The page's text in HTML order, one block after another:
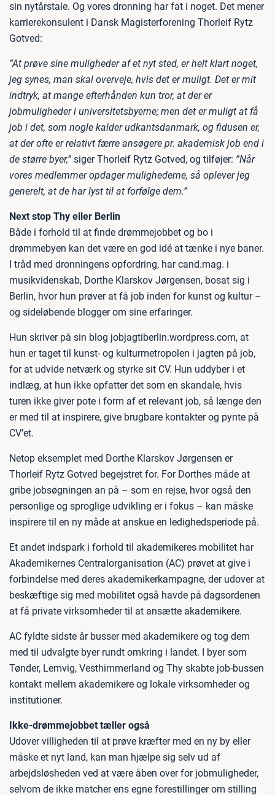
sin nytårstale. Og vores dronning har fat i noget. Det mener
karrierekonsulent i Dansk Magisterforening Thorleif Rytz
Gotved:
”At prøve sine muligheder af et nyt sted, er helt klart noget,
jeg synes, man skal overveje, hvis det er muligt. Det er mit
indtryk, at mange efterhånden kun tror, at der er
jobmuligheder i universitetsbyerne; men det er muligt at få
job i det, som nogle kalder udkantsdanmark, og fidusen er,
at der ofte er relativt færre ansøgere pr. akademisk job end i
de større byer,” siger Thorleif Rytz Gotved, og tilføjer: ”Når
vores medlemmer opdager mulighederne, så oplever jeg
generelt, at de har lyst til at forfølge dem.”
Next stop Thy eller Berlin
Både i forhold til at finde drømmejobbet og bo i
drømmebyen kan det være en god idé at tænke i nye baner.
I tråd med dronningens opfordring, har cand.mag. i
musikvidenskab, Dorthe Klarskov Jørgensen, bosat sig i
Berlin, hvor hun prøver at få job inden for kunst og kultur –
og sideløbende blogger om sine erfaringer.
Hun skriver på sin blog jobjagtiberlin.wordpress.com, at
hun er taget til kunst- og kulturmetropolen i jagten på job,
for at udvide netværk og styrke sit CV. Hun uddyber i et
indlæg, at hun ikke opfatter det som en skandale, hvis
turen ikke giver pote i form af et relevant job, så længe den
er med til at inspirere, give brugbare kontakter og pynte på
CV’et.
Netop eksemplet med Dorthe Klarskov Jørgensen er
Thorleif Rytz Gotved begejstret for. For Dorthes måde at
gribe jobsøgningen an på – som en rejse, hvor også den
personlige og sproglige udvikling er i fokus – kan måske
inspirere til en ny måde at anskue en ledighedsperiode på.
Et andet indspark i forhold til akademikeres mobilitet har
Akademikernes Centralorganisation (AC) prøvet at give i
forbindelse med deres akademikerkampagne, der udover at
beskæftige sig med mobilitet også havde på dagsordenen
at få private virksomheder til at ansætte akademikere.
AC fyldte sidste år busser med akademikere og tog dem
med til udvalgte byer rundt omkring i landet. I byer som
Tønder, Lemvig, Vesthimmerland og Thy skabte job-bussen
kontakt mellem akademikere og lokale virksomheder og
institutioner.
Ikke-drømmejobbet tæller også
Udover villigheden til at prøve kræfter med en ny by eller
måske et nyt land, kan man hjælpe sig selv ud af
arbejdsløsheden ved at være åben over for jobmuligheder,
selvom de ikke matcher ens egne forestillinger om stilling